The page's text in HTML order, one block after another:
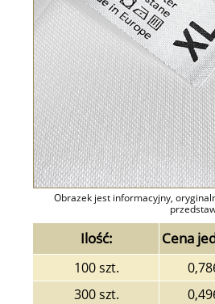
Obrazek jest informacyjny,
Ilość: Cena
100 szt.
300 szt.